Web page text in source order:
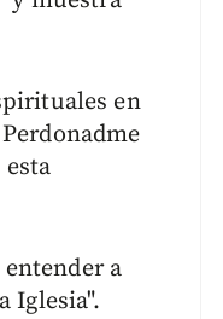
en
a
Iglesia".